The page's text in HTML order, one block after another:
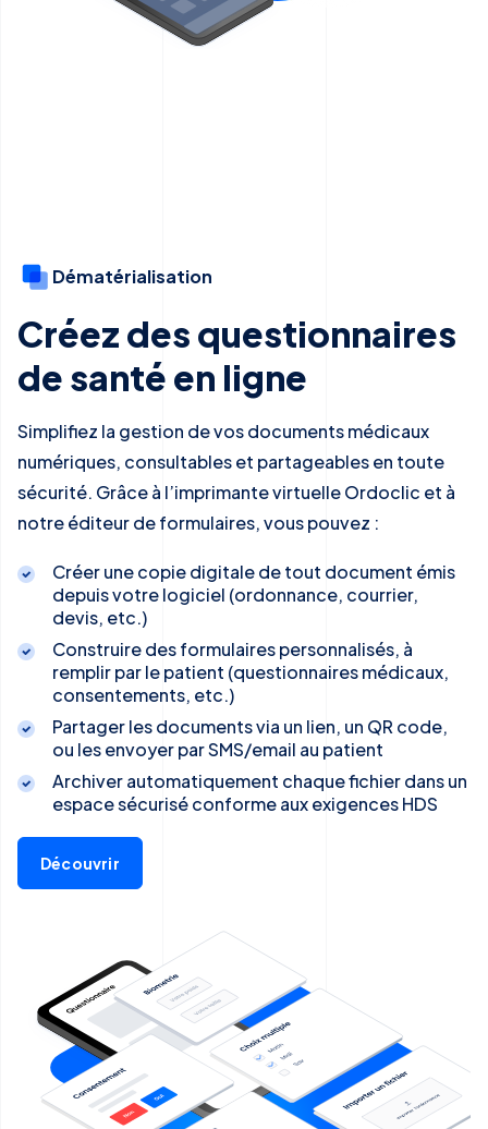
Dématérialisation
Créez des questionnaires
de santé en ligne
Simplifiez la gestion de vos documents médicaux
numériques, consultables et partageables en toute
sécurité. Grâce à l’imprimante virtuelle Ordoclic et à
notre éditeur de formulaires, vous pouvez :
Créer une copie digitale de tout document émis
depuis votre logiciel (ordonnance, courrier,
devis, etc.)
Construire des formulaires personnalisés, à
remplir par le patient (questionnaires médicaux,
consentements, etc.)
Partager les documents via un lien, un QR code,
ou les envoyer par SMS/email au patient
Archiver automatiquement chaque fichier dans un
espace sécurisé conforme aux exigences HDS
Découvrir